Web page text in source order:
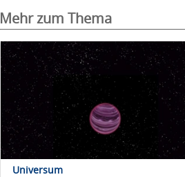
Mehr zum Thema
Universum